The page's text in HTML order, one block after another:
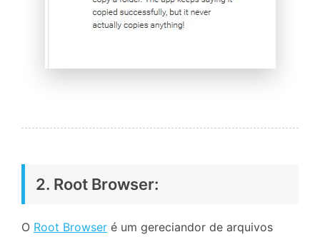
2. Root Browser:
O Root Browser é um gereciandor de arquivos